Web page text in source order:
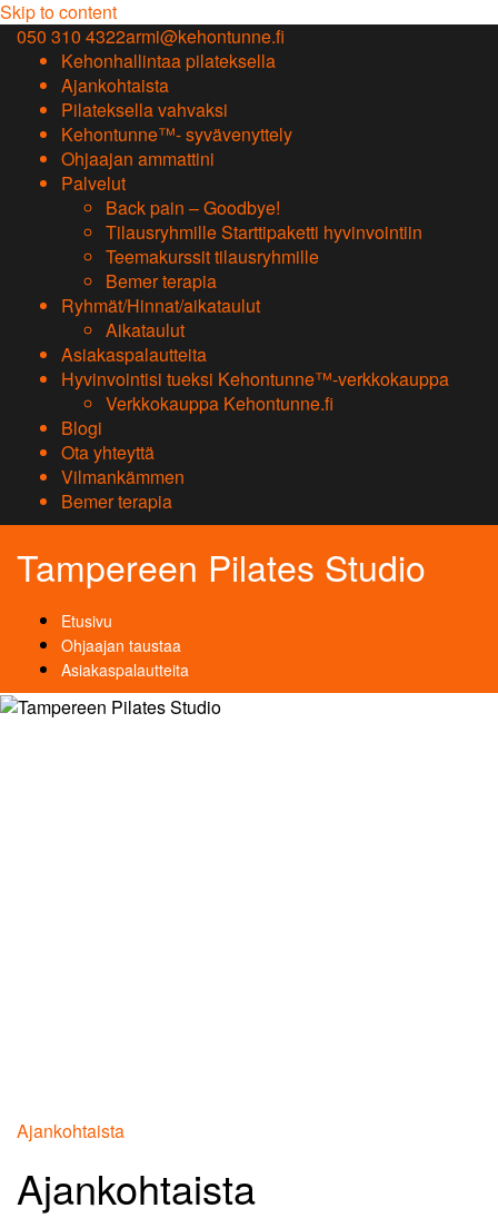
Skip to content
050 310 4322armi@kehontunne.fi
Kehonhallintaa pilateksella
Ajankohtaista
Pilateksella vahvaksi
Kehontunne™- syvävenyttely
Ohjaajan ammattini
Palvelut
Back pain – Goodbye!
Tilausryhmille Starttipaketti hyvinvointiin
Teemakurssit tilausryhmille
Bemer terapia
Ryhmät/Hinnat/aikataulut
Aikataulut
Asiakaspalautteita
Hyvinvointisi tueksi Kehontunne™-verkkokauppa
Verkkokauppa Kehontunne.fi
Blogi
Ota yhteyttä
Vilmankämmen
Bemer terapia
Tampereen Pilates Studio
Etusivu
Ohjaajan taustaa
Asiakaspalautteita
Ajankohtaista
Ajankohtaista